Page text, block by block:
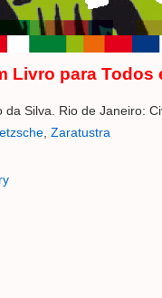
Livro para
Silva. Rio de Janeiro:
Zaratustra